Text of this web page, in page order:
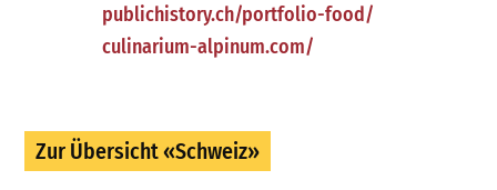
publichistory.ch/portfolio-food/
culinarium-alpinum.com/
Zur Übersicht «Schweiz»